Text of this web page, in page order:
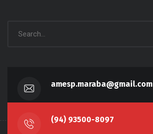
amesp.maraba@gmail.com
(94) 93500-8097